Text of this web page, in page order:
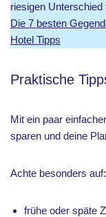
riesigen Unterschied
Die 7 besten
Hotel Tipps
Praktische
Mit ein paar
sparen und deine
Achte besonders auf:
frühe oder späte